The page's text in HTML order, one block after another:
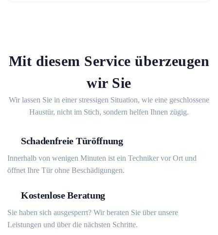
Mit diesem Service überzeugen
wir Sie
Wir lassen Sie in einer stressigen Situation, wie eine geschlossene
Haustür, nicht im Stich, sondern helfen Ihnen zügig.
Schadenfreie Türöffnung
Innerhalb von wenigen Minuten ist ein Techniker vor Ort und
öffnet Ihre Tür ohne Beschädigungen.
Kostenlose Beratung
Sie haben sich ausgesperrt? Wir beraten Sie über unsere
Leistungen und über die nächsten Schritte.